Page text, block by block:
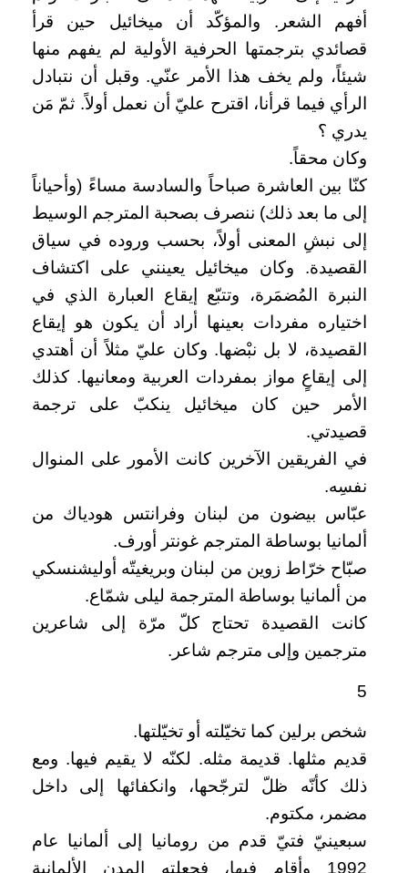
أفهم الشعر. والمؤكّد أن ميخائيل حين قرأ
قصائدي بترجمتها الحرفية الأولية لم يفهم منها
شيئاً، ولم يخف هذا الأمر عنّي. وقبل أن نتبادل
الرأي فيما قرأنا، اقترح عليّ أن نعمل أولاً. ثمّ مَن
يدري ؟
وكان محقاً.
كنّا بين العاشرة صباحاً والسادسة مساءً (وأحياناً
إلى ما بعد ذلك) ننصرف بصحبة المترجم الوسيط
إلى نبشِ المعنى أولاً، بحسب وروده في سياق
القصيدة. وكان ميخائيل يعينني على اكتشاف
النبرة المُضمَرة، وتتبّع إيقاع العبارة الذي في
اختياره مفردات بعينها أراد أن يكون هو إيقاع
القصيدة، لا بل نبْضها. وكان عليّ مثلاً أن أهتدي
إلى إيقاعٍ مواز بمفردات العربية ومعانيها. كذلك
الأمر حين كان ميخائيل ينكبّ على ترجمة
قصيدتي.
في الفريقين الآخرين كانت الأمور على المنوال
نفسِه.
عبّاس بيضون من لبنان وفرانتس هودياك من
ألمانيا بوساطة المترجم غونتر أورف.
صبّاح خرّاط زوين من لبنان وبريغيتّه أوليشنسكي
من ألمانيا بوساطة المترجمة ليلى شمّاع.
كانت القصيدة تحتاج كلّ مرّة إلى شاعرين
مترجمين وإلى مترجم شاعر.
5
شخص برلين كما تخيّلته أو تخيّلتها.
قديم مثلها. قديمة مثله. لكنّه لا يقيم فيها. ومع
ذلك كأنّه ظلّ لترجّحها، وانكفائها إلى داخل
مضمر، مكتوم.
سبعينيّ فتيّ قدم من رومانيا إلى ألمانيا عام
1992 وأقام فيها، فجعلته المدن الألمانية